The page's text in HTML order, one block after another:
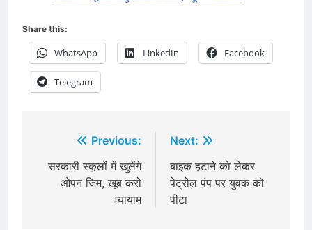
Share this:
WhatsApp LinkedIn Facebook
Telegram
navigation
Previous:
सरकारी स्कूलों में खुलेंगे
ओपन जिम, खूब करो
व्यायाम
Next:
बाइक हटाने को लेकर
पेट्रोल पंप पर युवक को
पीटा